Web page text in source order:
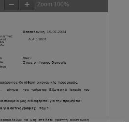
Zoom 100%